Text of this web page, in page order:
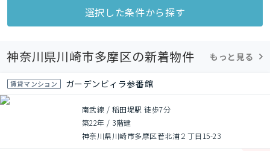
選択した条件から探す
神奈川県川崎市多摩区の新着物件 もっと見る
賃貸マンション ガーデンビィラ参番館
南武線 / 稲田堤駅 徒歩7分
築22年 / 3階建
神奈川県川崎市多摩区菅北浦２丁目15-23